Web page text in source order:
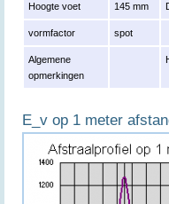
Hoogte voet 145 mm
vormfactor spot
Algemene
opmerkingen
E_v op 1 meter